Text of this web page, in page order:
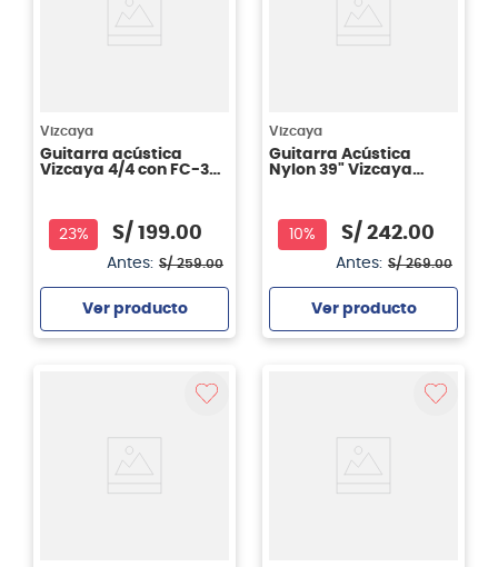
Vizcaya
Guitarra acústica
Vizcaya 4/4 con FC-39
23% S/ 199.00
Antes: S/ 259.00
Ver producto
Vizcaya
Guitarra Acústica
Nylon 39" Vizcaya
10% S/ 242.00
Antes: S/ 269.00
Ver producto